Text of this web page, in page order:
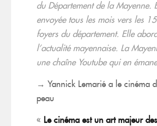
du Département de la Mayenne.
envoyée tous les mois vers les
foyers du département. Elle
l’actualité mayennaise. La
une chaîne Youtube qui en
→ Yannick Lemarié a le cinéma
peau
« Le cinéma est un art majeur